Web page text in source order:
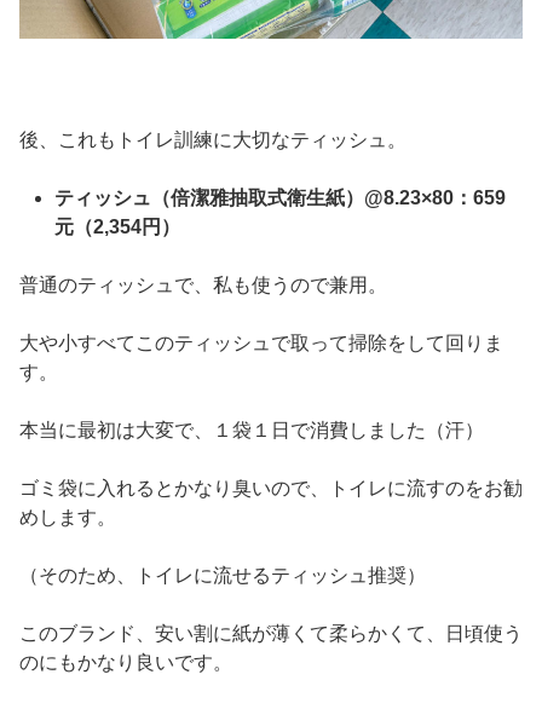
後、これもトイレ訓練に大切なティッシュ。
ティッシュ（倍潔雅抽取式衛生紙）@8.23×80：659
元（2,354円）
普通のティッシュで、私も使うので兼用。
大や小すべてこのティッシュで取って掃除をして回りま
す。
本当に最初は大変で、１袋１日で消費しました（汗）
ゴミ袋に入れるとかなり臭いので、トイレに流すのをお勧
めします。
（そのため、トイレに流せるティッシュ推奨）
このブランド、安い割に紙が薄くて柔らかくて、日頃使う
のにもかなり良いです。